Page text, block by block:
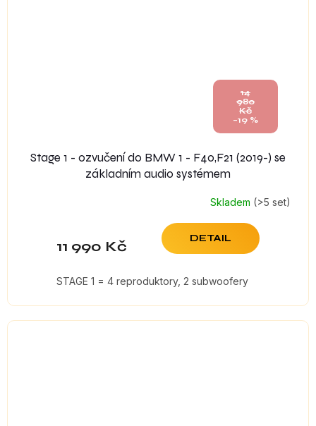
14
980
Kč
–19 %
Stage 1 - ozvučení do BMW 1 - F40,F21 (2019-) se
základním audio systémem
Skladem (>5 set)
11 990 Kč DETAIL
STAGE 1 = 4 reproduktory, 2 subwoofery